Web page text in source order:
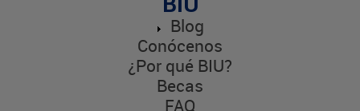
Blog
Conócenos
¿Por qué BIU?
Becas
FAQ